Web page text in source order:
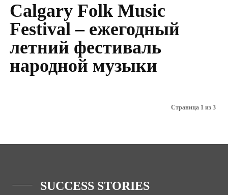
Calgary Folk Music
Festival – ежегодный
летний фестиваль
народной музыки
Страница 1 из 3
SUCCESS STORIES